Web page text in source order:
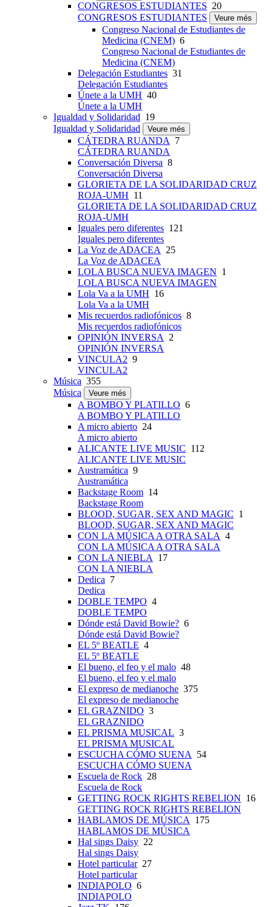
CONGRESOS ESTUDIANTES 20
CONGRESOS ESTUDIANTES
Veure més
Congreso Nacional de Estudiantes de
Medicina (CNEM) 6
Congreso Nacional de Estudiantes de
Medicina (CNEM)
Delegación Estudiantes 31
Delegación Estudiantes
Únete a la UMH 40
Únete a la UMH
Igualdad y Solidaridad 19
Igualdad y Solidaridad
Veure més
CÁTEDRA RUANDA
7
CÁTEDRA RUANDA
Conversación Diversa 8
Conversación Diversa
GLORIETA DE LA SOLIDARIDAD CRUZ
ROJA-UMH 11
GLORIETA DE LA SOLIDARIDAD CRUZ
ROJA-UMH
Iguales pero diferentes 121
Iguales pero diferentes
La Voz de ADACEA
25
La Voz de ADACEA
LOLA BUSCA NUEVA IMAGEN 1
LOLA BUSCA NUEVA IMAGEN
Lola Va a la UMH 16
Lola Va a la UMH
Mis recuerdos radiofónicos 8
Mis recuerdos radiofónicos
OPINIÓN INVERSA
2
OPINIÓN INVERSA
VINCULA2 9
VINCULA2
Música 355
Música
Veure més
A BOMBO Y PLATILLO 6
A BOMBO Y PLATILLO
A micro abierto 24
A micro abierto
ALICANTE LIVE MUSIC 112
ALICANTE LIVE MUSIC
Austramática 9
Austramática
Backstage Room 14
Backstage Room
BLOOD, SUGAR, SEX AND MAGIC 1
BLOOD, SUGAR, SEX AND MAGIC
CON LA MÚSICA A OTRA SALA 4
CON LA MÚSICA A OTRA SALA
CON LA NIEBLA
17
CON LA NIEBLA
Dedica 7
Dedica
DOBLE TEMPO 4
DOBLE TEMPO
Dónde está David Bowie? 6
Dónde está David Bowie?
EL 5º BEATLE 4
EL 5º BEATLE
El bueno, el feo y el malo 48
El bueno, el feo y el malo
El expreso de medianoche 375
El expreso de medianoche
EL GRAZNIDO 3
EL GRAZNIDO
EL PRISMA MUSICAL 3
EL PRISMA MUSICAL
ESCUCHA CÓMO SUENA
54
ESCUCHA CÓMO SUENA
Escuela de Rock 28
Escuela de Rock
GETTING ROCK RIGHTS REBELION 16
GETTING ROCK RIGHTS REBELION
HABLAMOS DE MÚSICA
175
HABLAMOS DE MÚSICA
Hal sings Daisy 22
Hal sings Daisy
Hotel particular27
Hotel particular
INDIAPOLO 6
INDIAPOLO